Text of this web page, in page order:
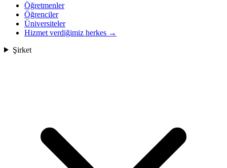
Öğretmenler
Öğrenciler
Üniversiteler
Hizmet verdiğimiz herkes →
Şirket